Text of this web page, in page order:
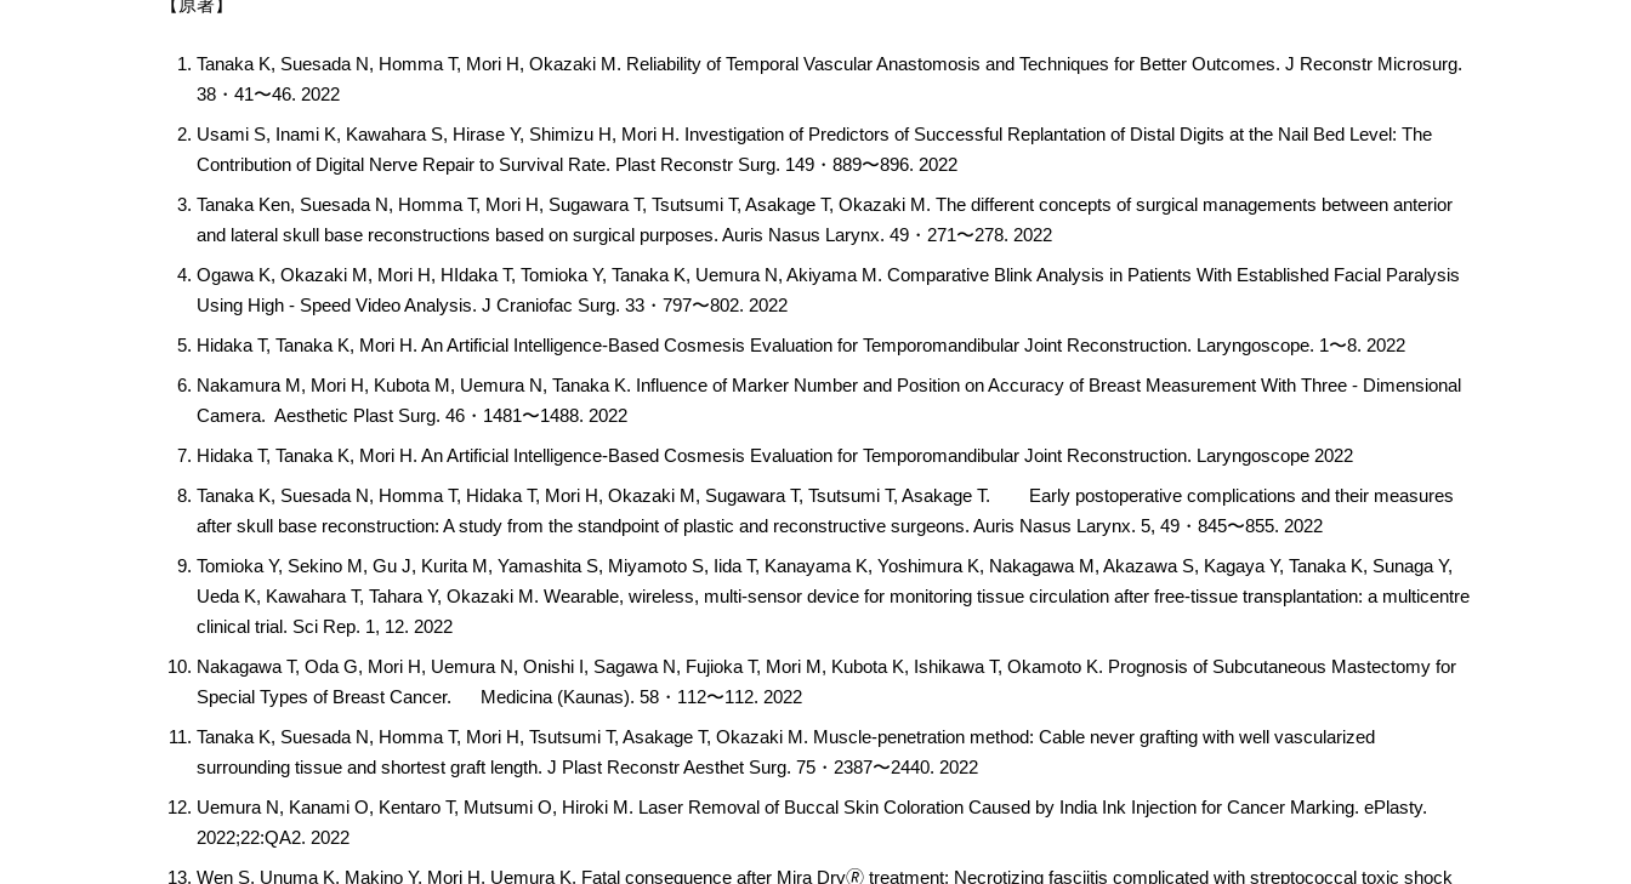
【原著】
Tanaka K, Suesada N, Homma T, Mori H, Okazaki M. Reliability of Temporal Vascular Anastomosis and Techniques for Better Outcomes. J Reconstr Microsurg.
38・41〜46. 2022
Usami S, Inami K, Kawahara S, Hirase Y, Shimizu H, Mori H. Investigation of Predictors of Successful Replantation of Distal Digits at the Nail Bed Level: The
Contribution of Digital Nerve Repair to Survival Rate. Plast Reconstr Surg. 149・889〜896. 2022
Tanaka Ken, Suesada N, Homma T, Mori H, Sugawara T, Tsutsumi T, Asakage T, Okazaki M. The different concepts of surgical managements between anterior
and lateral skull base reconstructions based on surgical purposes. Auris Nasus Larynx. 49・271〜278. 2022
Ogawa K, Okazaki M, Mori H, HIdaka T, Tomioka Y, Tanaka K, Uemura N, Akiyama M. Comparative Blink Analysis in Patients With Established Facial Paralysis
Using High - Speed Video Analysis. J Craniofac Surg. 33・797〜802. 2022
Hidaka T, Tanaka K, Mori H. An Artificial Intelligence-Based Cosmesis Evaluation for Temporomandibular Joint Reconstruction. Laryngoscope. 1〜8. 2022
Nakamura M, Mori H, Kubota M, Uemura N, Tanaka K. Influence of Marker Number and Position on Accuracy of Breast Measurement With Three - Dimensional
Camera. Aesthetic Plast Surg. 46・1481〜1488. 2022
Hidaka T, Tanaka K, Mori H. An Artificial Intelligence-Based Cosmesis Evaluation for Temporomandibular Joint Reconstruction. Laryngoscope 2022
Tanaka K, Suesada N, Homma T, Hidaka T, Mori H, Okazaki M, Sugawara T, Tsutsumi T, Asakage T. Early postoperative complications and their measures
after skull base reconstruction: A study from the standpoint of plastic and reconstructive surgeons. Auris Nasus Larynx. 5, 49・845〜855. 2022
Tomioka Y, Sekino M, Gu J, Kurita M, Yamashita S, Miyamoto S, Iida T, Kanayama K, Yoshimura K, Nakagawa M, Akazawa S, Kagaya Y, Tanaka K, Sunaga Y,
Ueda K, Kawahara T, Tahara Y, Okazaki M. Wearable, wireless, multi-sensor device for monitoring tissue circulation after free-tissue transplantation: a multicentre
clinical trial. Sci Rep. 1, 12. 2022
Nakagawa T, Oda G, Mori H, Uemura N, Onishi I, Sagawa N, Fujioka T, Mori M, Kubota K, Ishikawa T, Okamoto K. Prognosis of Subcutaneous Mastectomy for
Special Types of Breast Cancer. Medicina (Kaunas). 58・112〜112. 2022
Tanaka K, Suesada N, Homma T, Mori H, Tsutsumi T, Asakage T, Okazaki M. Muscle-penetration method: Cable never grafting with well vascularized
surrounding tissue and shortest graft length. J Plast Reconstr Aesthet Surg. 75・2387〜2440. 2022
Uemura N, Kanami O, Kentaro T, Mutsumi O, Hiroki M. Laser Removal of Buccal Skin Coloration Caused by India Ink Injection for Cancer Marking. ePlasty.
2022;22:QA2. 2022
Wen S, Unuma K, Makino Y, Mori H, Uemura K. Fatal consequence after Mira Dry🄬 treatment: Necrotizing fasciitis complicated with streptococcal toxic shock